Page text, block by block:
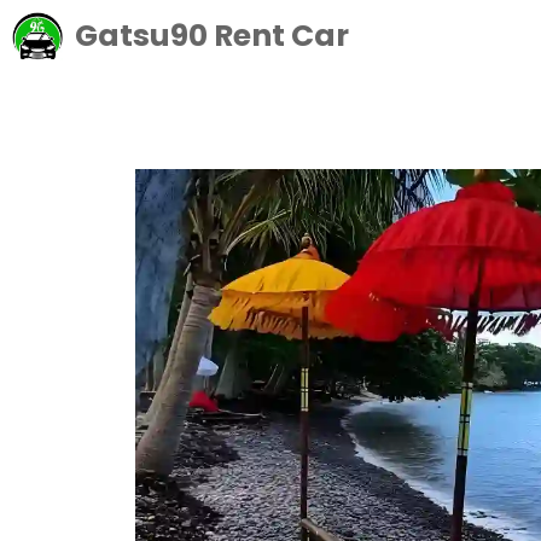
Langsung
ke
Gatsu90 Rent Car